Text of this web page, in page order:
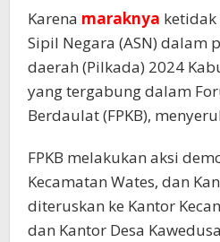
Karena maraknya
Sipil Negara (ASN) dalam
daerah (Pilkada) 2024
yang tergabung dalam
Berdaulat (FPKB),
FPKB melakukan aksi
Kecamatan Wates, dan
diteruskan ke Kantor
dan Kantor Desa